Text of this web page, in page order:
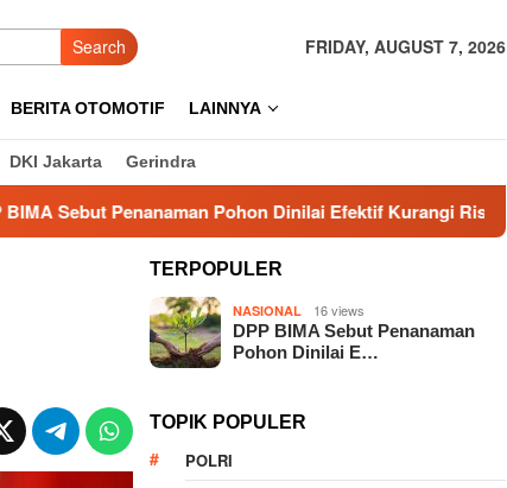
Search FRIDAY, AUGUST 7, 2026
BERITA OTOMOTIF LAINNYA
DKI Jakarta Gerindra
Penanaman Pohon Dinilai Efektif Kurangi Risiko Karhutla
TERPOPULER
NASIONAL 16 views
DPP BIMA Sebut Penanaman
Pohon Dinilai E…
TOPIK POPULER
POLRI